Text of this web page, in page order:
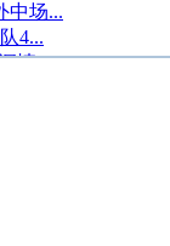
中场...
4...
情...
宁...
...
交...
根...